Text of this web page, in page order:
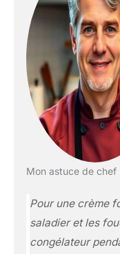
Mon astuce de chef
Pour une crème
saladier et les
congélateur